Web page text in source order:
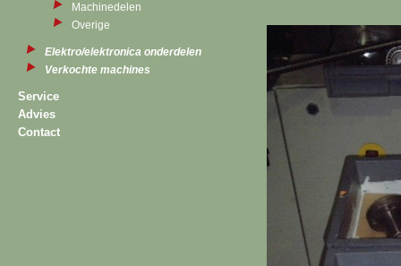
Machinedelen
Overige
Elektro/elektronica onderdelen
Verkochte machines
Service
Advies
Contact